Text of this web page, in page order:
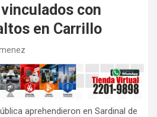
con
en Carrillo
aprehendieron en Sardinal de